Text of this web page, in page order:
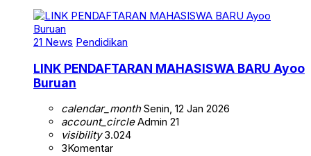
21 News Pendidikan
LINK PENDAFTARAN MAHASISWA BARU Ayoo
Buruan
calendar_monthSenin, 12 Jan 2026
account_circleAdmin 21
visibility3.024
3Komentar